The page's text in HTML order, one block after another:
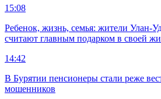
15:08
Ребенок, жизнь, семья: жители Улан-
считают главным подарком в своей
14:42
В Бурятии пенсионеры стали реже
мошенников